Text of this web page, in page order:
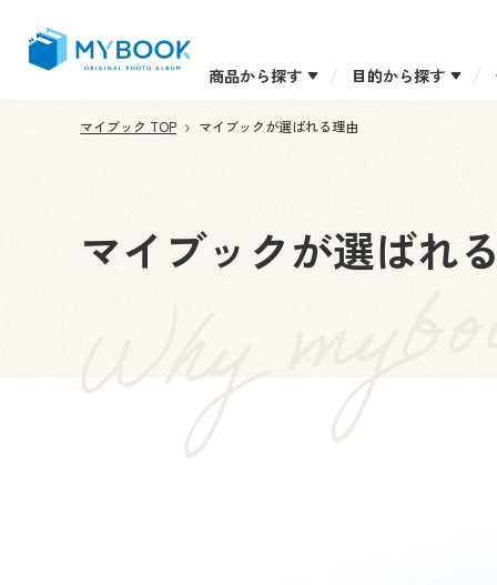
商品から探す 目的から探す
マイブック TOP マイブックが選ばれる理由
マイブックが選ばれ